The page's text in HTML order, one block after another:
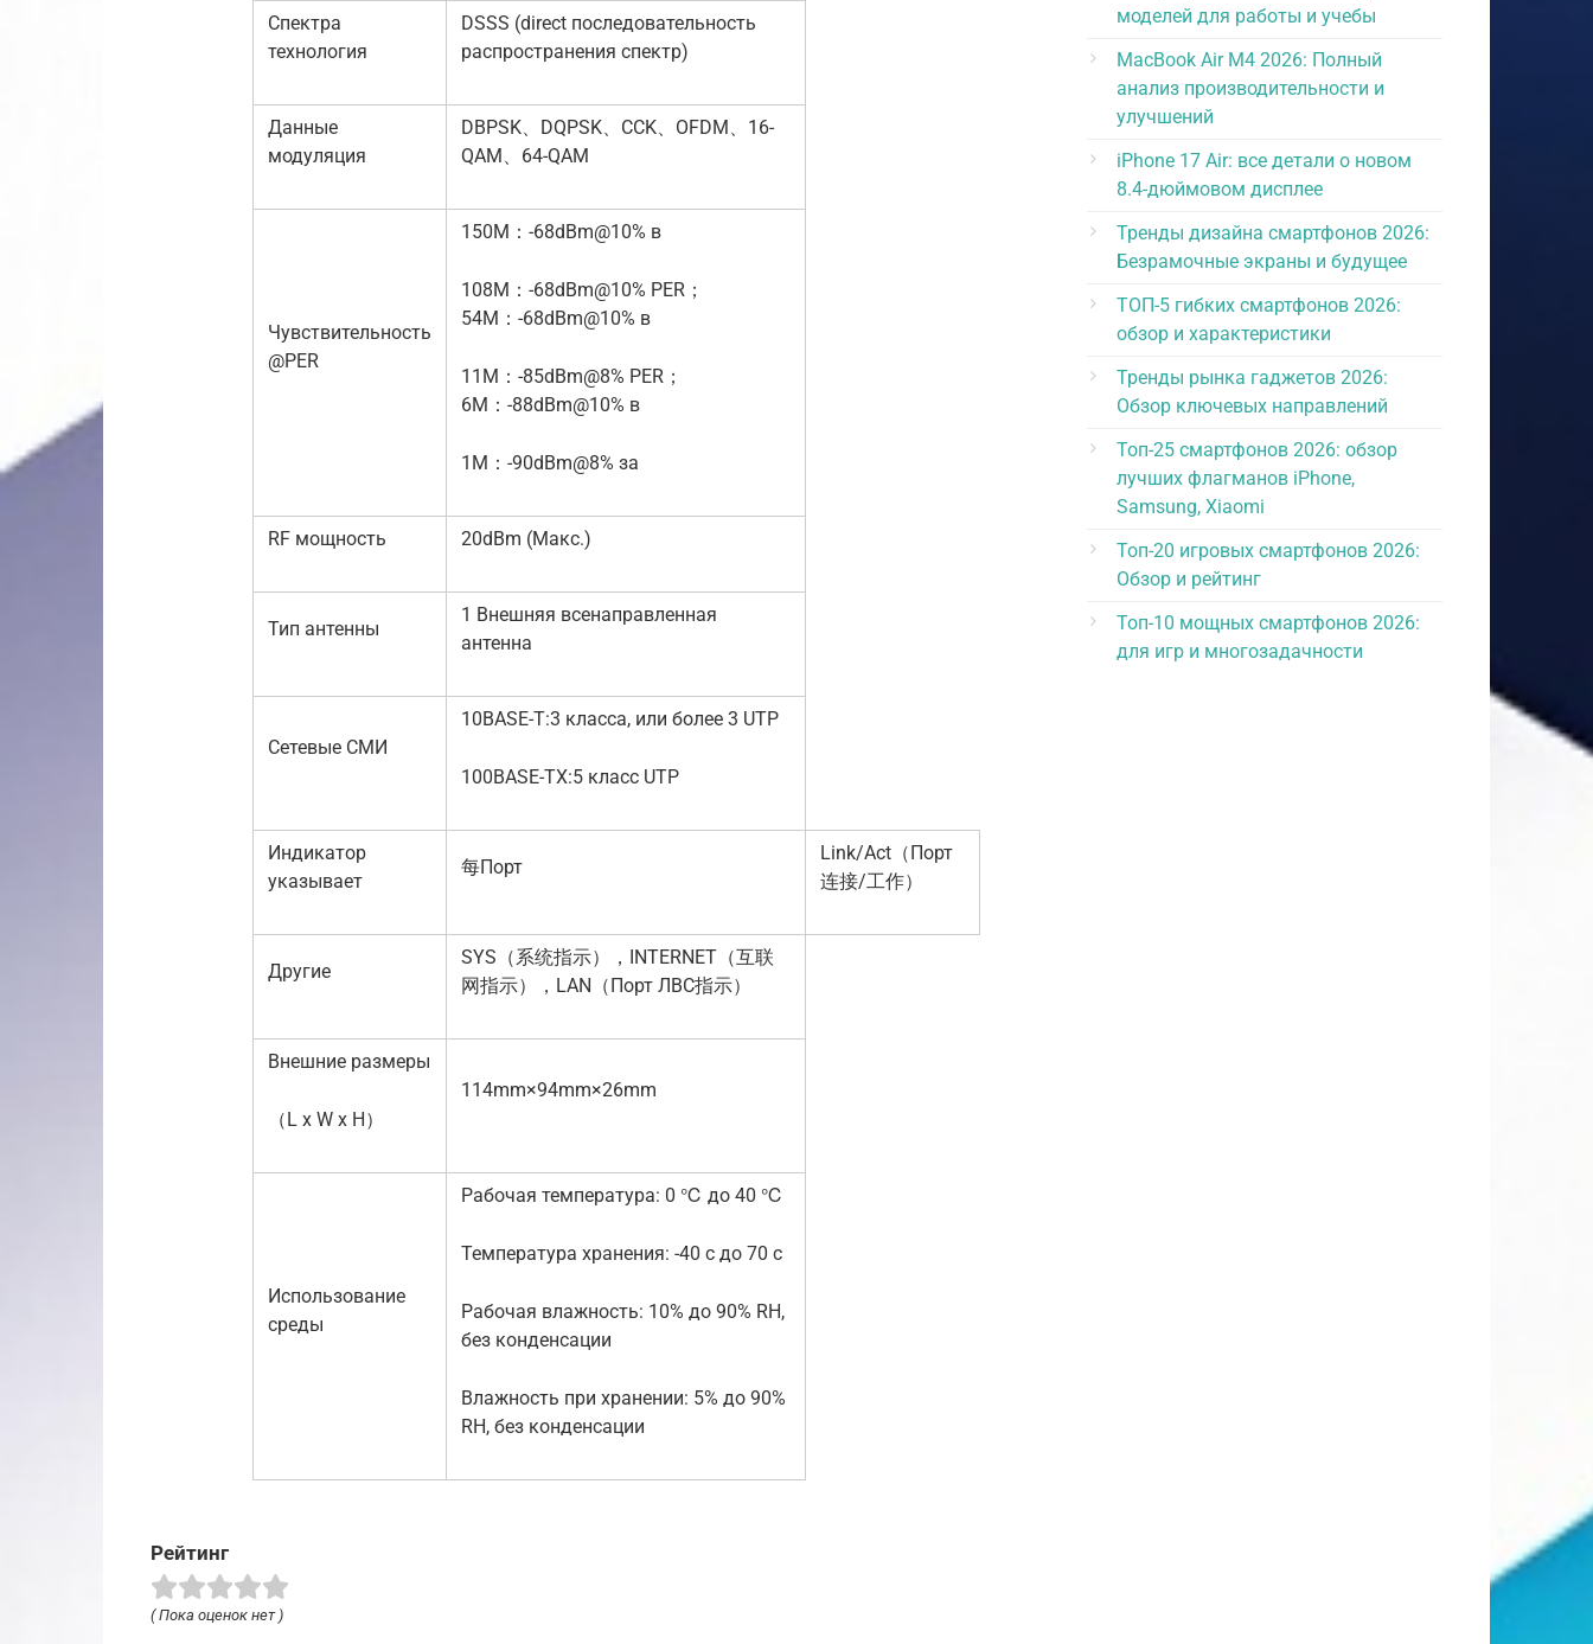
Спектра
технология
DSSS (direct последовательность
распространения спектр)
Данные
модуляция
DBPSK、DQPSK、CCK、OFDM、16-
QAM、64-QAM
Чувствительность
@PER
150M：-68dBm@10% в
108M：-68dBm@10% PER；
54M：-68dBm@10% в
11M：-85dBm@8% PER；
6M：-88dBm@10% в
1M：-90dBm@8% за
RF мощность 20dBm (Макс.)
Тип антенны
1 Внешняя всенаправленная
антенна
Сетевые СМИ
10BASE-T:3 класса, или более 3 UTP
100BASE-TX:5 класс UTP
Индикатор
указывает
每Порт
Link/Act（Порт
连接/工作）
Другие
SYS（系统指示），INTERNET（互联
网指示），LAN（Порт ЛВС指示）
Внешние размеры
（L x W x H）
114mm×94mm×26mm
Использование
среды
Рабочая температура: 0 ℃ до 40 ℃
Температура хранения: -40 c до 70 c
Рабочая влажность: 10% до 90% RH,
без конденсации
Влажность при хранении: 5% до 90%
RH, без конденсации
Рейтинг
( Пока оценок нет )
моделей для работы и учебы
MacBook Air M4 2026: Полный
анализ производительности и
улучшений
iPhone 17 Air: все детали о новом
8.4-дюймовом дисплее
Тренды дизайна смартфонов 2026:
Безрамочные экраны и будущее
ТОП-5 гибких смартфонов 2026:
обзор и характеристики
Тренды рынка гаджетов 2026:
Обзор ключевых направлений
Топ-25 смартфонов 2026: обзор
лучших флагманов iPhone,
Samsung, Xiaomi
Топ-20 игровых смартфонов 2026:
Обзор и рейтинг
Топ-10 мощных смартфонов 2026:
для игр и многозадачности